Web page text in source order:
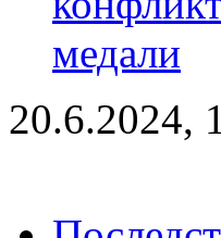
медали
20.6.2024,